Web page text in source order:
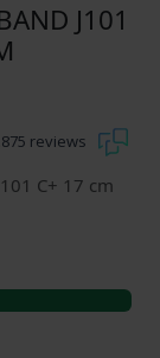
J101
reviews
C+ 17 cm